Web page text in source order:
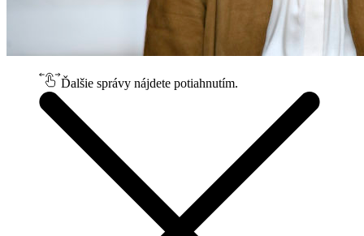
Ďalšie správy nájdete potiahnutím.